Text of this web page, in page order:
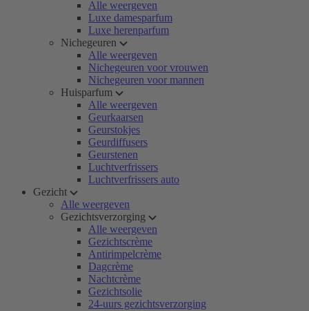
Alle weergeven
Luxe damesparfum
Luxe herenparfum
Nichegeuren
Alle weergeven
Nichegeuren voor vrouwen
Nichegeuren voor mannen
Huisparfum
Alle weergeven
Geurkaarsen
Geurstokjes
Geurdiffusers
Geurstenen
Luchtverfrissers
Luchtverfrissers auto
Gezicht
Alle weergeven
Gezichtsverzorging
Alle weergeven
Gezichtscrème
Antirimpelcrème
Dagcrème
Nachtcrème
Gezichtsolie
24-uurs gezichtsverzorging